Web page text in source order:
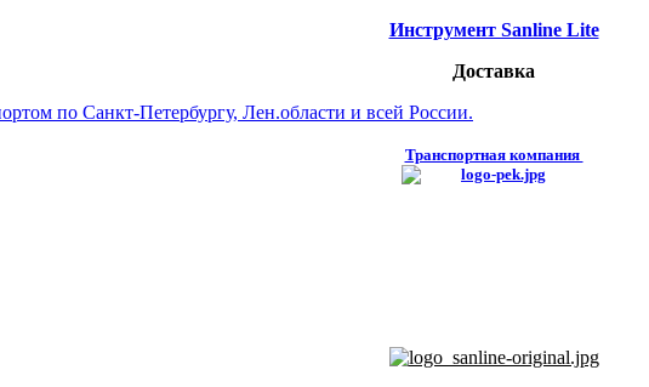
Инструмент Sanline Lite
Доставка
по Санкт-Петербургу, Лен.области и всей России.
Транспортная компания